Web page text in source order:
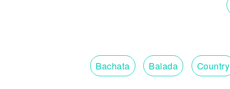
Bachata Balada Country